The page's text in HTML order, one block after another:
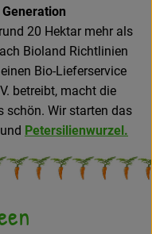
Generation
20 Hektar mehr als
Bioland Richtlinien
Bio-Lieferservice
betreibt, macht die
schön. Wir starten das
und Petersilienwurzel.